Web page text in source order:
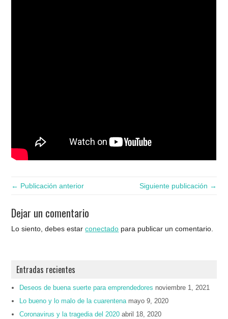
← Publicación anterior Siguiente publicación →
Dejar un comentario
Lo siento, debes estarconectado para publicar un comentario.
Entradas recientes
Deseos de buena suerte para emprendedores noviembre 1, 2021
Lo bueno y lo malo de la cuarentena mayo 9, 2020
Coronavirus y la tragedia del 2020 abril 18, 2020